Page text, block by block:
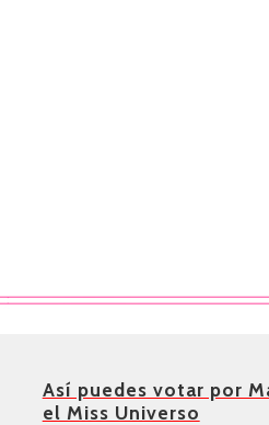
Así puedes votar por
el Miss Universo